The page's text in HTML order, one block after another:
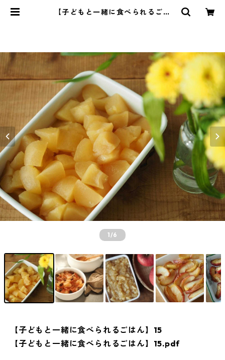
【子どもと一緒に食べられるごは
1/6
【子どもと一緒に食べられるごはん】15
【子どもと一緒に食べられるごはん】15.pdf